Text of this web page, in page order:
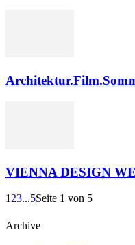
VIENNA DESIGN
1 23...5Seite 1 von 5
Archive